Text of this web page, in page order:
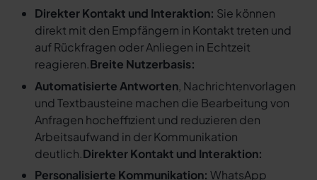
Direkter Kontakt und Interaktion: Sie können
direkt mit den Empfängern in Kontakt treten und
auf Rückfragen oder Anliegen in Echtzeit
reagieren.Breite Nutzerbasis:
Automatisierte Antworten, Nachrichtenvorlagen
und Textbausteine machen die Bearbeitung von
Anfragen hocheffizient und reduzieren den
Arbeitsaufwand in der Kommunikation
deutlich.Direkter Kontakt und Interaktion:
Personalisierte Kommunikation: WhatsApp